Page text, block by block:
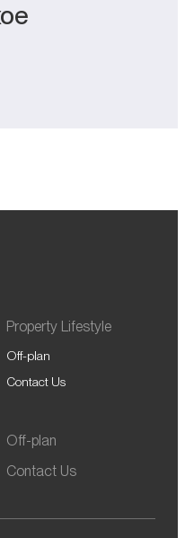
Property Lifestyle
Off-plan
Contact Us
Off-plan
Contact Us